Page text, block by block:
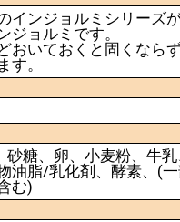
インジョルミシリーズ
ジョルミです。
おいておくと固くなら
す。
砂糖、卵、小麦粉、牛
油脂/乳化剤、酵素、(一
む)